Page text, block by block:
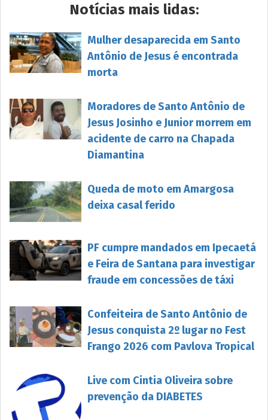
Notícias mais lidas:
Mulher desaparecida em Santo
Antônio de Jesus é encontrada
morta
Moradores de Santo Antônio de
Jesus Josinho e Junior morrem em
acidente de carro na Chapada
Diamantina
Queda de moto em Amargosa
deixa casal ferido
PF cumpre mandados em Ipecaetá
e Feira de Santana para investigar
fraude em concessões de táxi
Confeiteira de Santo Antônio de
Jesus conquista 2º lugar no Fest
Frango 2026 com Pavlova Tropical
Live com Cintia Oliveira sobre
prevenção da DIABETES